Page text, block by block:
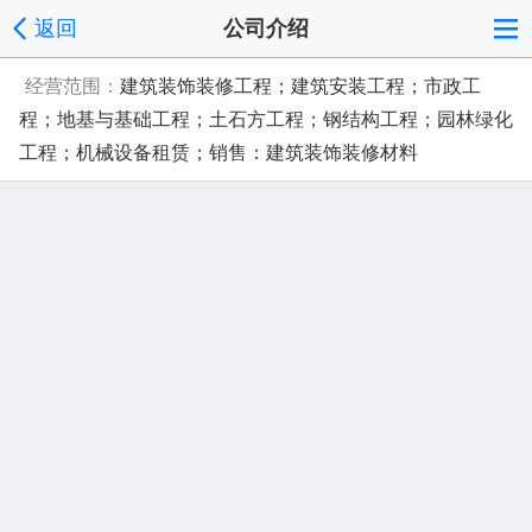
返回 公司介绍
经营范围： 建筑装饰装修工程；建筑安装工程；市政工
程；地基与基础工程；土石方工程；钢结构工程；园林绿化
工程；机械设备租赁；销售：建筑装饰装修材料